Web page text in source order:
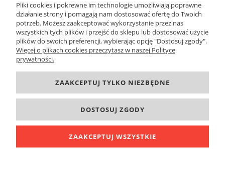
ZAPISZ SIĘ
O FIRMIE
Pliki cookies i pokrewne im technologie umożliwiają poprawne
działanie strony i pomagają nam dostosować ofertę do Twoich
potrzeb. Możesz zaakceptować wykorzystanie przez nas
wszystkich tych plików i przejść do sklepu lub dostosować użycie
plików do swoich preferencji, wybierając opcję "Dostosuj zgody".
Więcej o plikach cookies przeczytasz w naszej Polityce
prywatności.
ZAAKCEPTUJ TYLKO NIEZBĘDNE
DOSTOSUJ ZGODY
ZAAKCEPTUJ WSZYSTKIE